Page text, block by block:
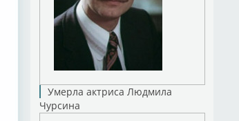
Умерла актриса Людмила
Чурсина